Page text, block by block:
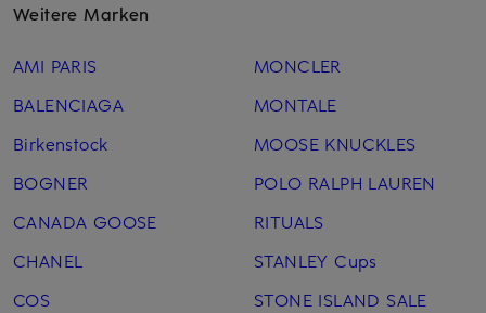
Weitere Marken
AMI PARIS
BALENCIAGA
Birkenstock
BOGNER
CANADA GOOSE
CHANEL
COS
MONCLER
MONTALE
MOOSE KNUCKLES
POLO RALPH LAUREN
RITUALS
STANLEY Cups
STONE ISLAND SALE